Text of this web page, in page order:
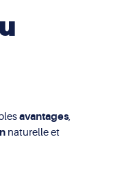
avantages,
naturelle et